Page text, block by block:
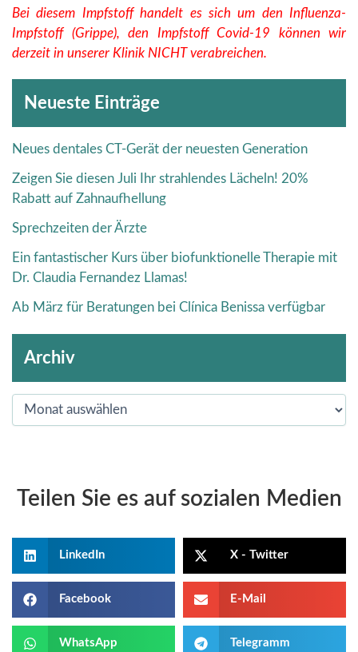
Bei diesem Impfstoff handelt es sich um den Influenza-
Impfstoff (Grippe), den Impfstoff Covid-19 können wir
derzeit in unserer Klinik NICHT verabreichen.
Neueste Einträge
Neues dentales CT-Gerät der neuesten Generation
Zeigen Sie diesen Juli Ihr strahlendes Lächeln! 20%
Rabatt auf Zahnaufhellung
Sprechzeiten der Ärzte
Ein fantastischer Kurs über biofunktionelle Therapie mit
Dr. Claudia Fernandez Llamas!
Ab März für Beratungen bei Clínica Benissa verfügbar
Archiv
Teilen Sie es auf sozialen Medien
LinkedIn X - Twitter
Facebook E-Mail
WhatsApp Telegramm